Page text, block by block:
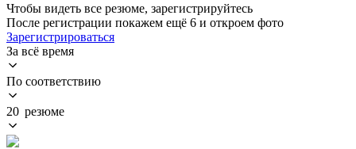
Чтобы видеть все резюме, зарегистрируйтесь
После регистрации покажем ещё 6 и откроем фото
Зарегистрироваться
За всё время
По соответствию
20 резюме